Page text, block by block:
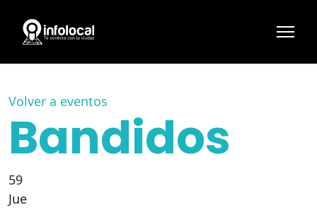
Volver a eventos
Bandidos
59
Jue